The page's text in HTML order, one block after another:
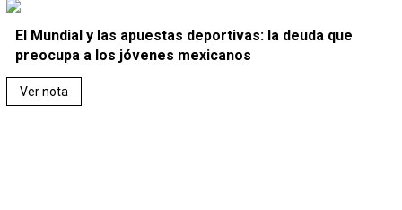
El Mundial y las apuestas deportivas: la deuda que
preocupa a los jóvenes mexicanos
Ver nota